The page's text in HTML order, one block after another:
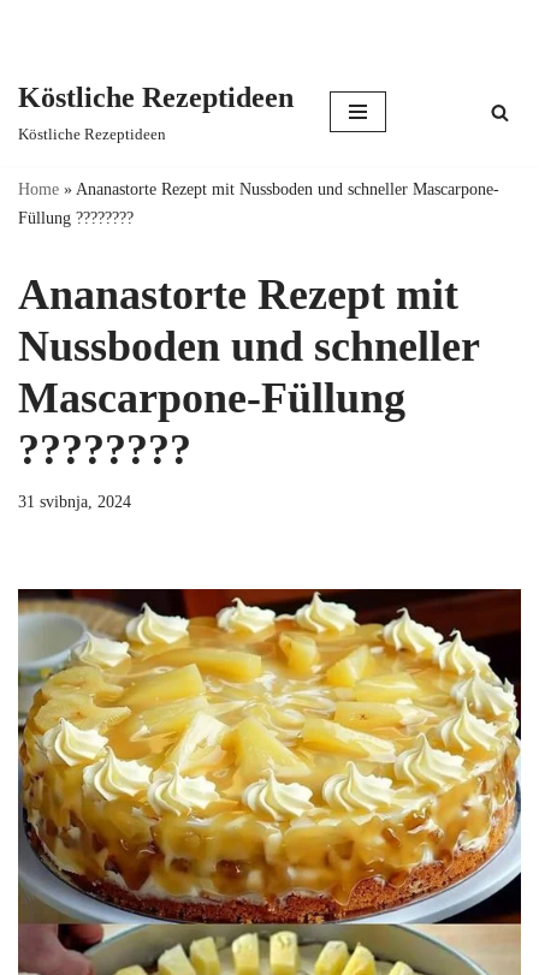
content
Köstliche Rezeptideen
Köstliche Rezeptideen
Home » Ananastorte Rezept mit Nussboden und schneller Mascarpone-
Füllung ????????
Ananastorte Rezept mit
Nussboden und schneller
Mascarpone-Füllung
????????
31 svibnja, 2024